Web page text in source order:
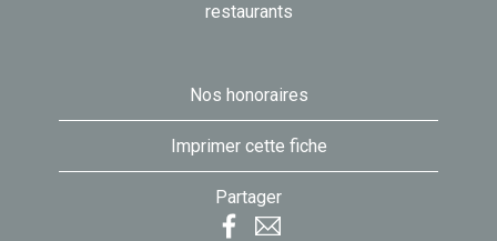
restaurants
Nos honoraires
Imprimer cette fiche
Partager